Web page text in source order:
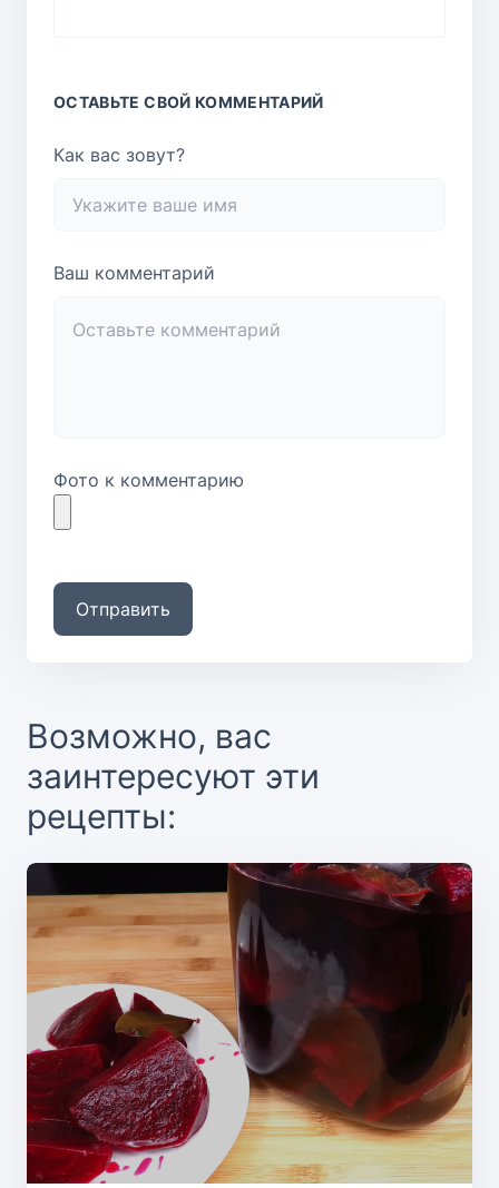
ОСТАВЬТЕ СВОЙ КОММЕНТАРИЙ
Как вас зовут?
Ваш комментарий
Фото к комментарию
Отправить
Возможно, вас
заинтересуют эти
рецепты: